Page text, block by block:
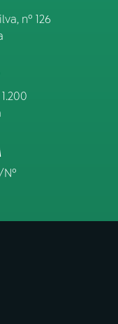
nº 126